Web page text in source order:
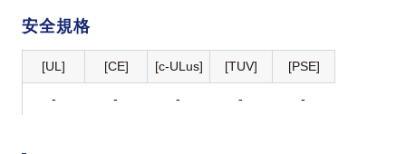
安全規格
[UL] [CE] [c-ULus] [TUV] [PSE]
- - - - -